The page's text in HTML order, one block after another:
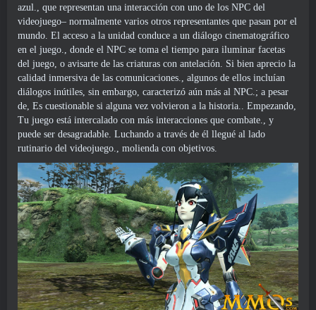
azul., que representan una interacción con uno de los NPC del
videojuego– normalmente varios otros representantes que pasan por el
mundo. El acceso a la unidad conduce a un diálogo cinematográfico
en el juego., donde el NPC se toma el tiempo para iluminar facetas
del juego, o avisarte de las criaturas con antelación. Si bien aprecio la
calidad inmersiva de las comunicaciones., algunos de ellos incluían
diálogos inútiles, sin embargo, caracterizó aún más al NPC.; a pesar
de, Es cuestionable si alguna vez volvieron a la historia.. Empezando,
Tu juego está intercalado con más interacciones que combate., y
puede ser desagradable. Luchando a través de él llegué al lado
rutinario del videojuego., molienda con objetivos.